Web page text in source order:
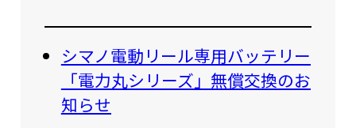
シマノ電動リール専用バッテリー
「電力丸シリーズ」無償交換のお
知らせ